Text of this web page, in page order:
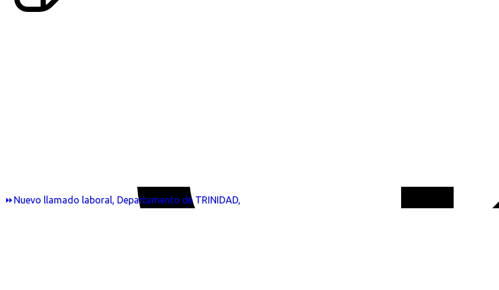
⏩Nuevo llamado laboral, Departamento de TRINIDAD,